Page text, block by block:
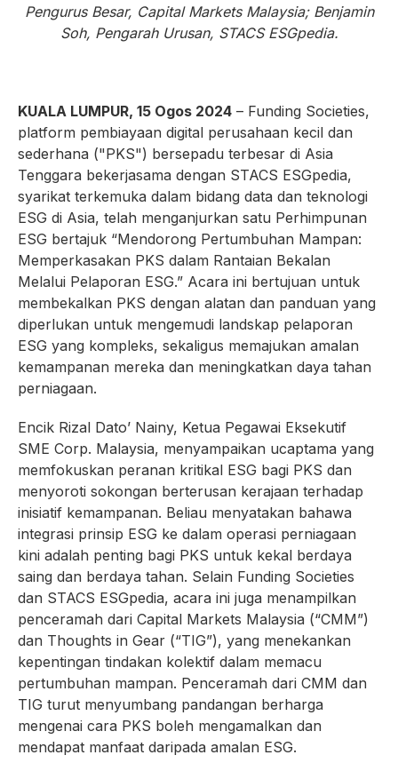
Pengurus Besar, Capital Markets Malaysia; Benjamin
Soh, Pengarah Urusan, STACS ESGpedia.
KUALA LUMPUR, 15 Ogos 2024 – Funding Societies,
platform pembiayaan digital perusahaan kecil dan
sederhana ("PKS") bersepadu terbesar di Asia
Tenggara bekerjasama dengan STACS ESGpedia,
syarikat terkemuka dalam bidang data dan teknologi
ESG di Asia, telah menganjurkan satu Perhimpunan
ESG bertajuk “Mendorong Pertumbuhan Mampan:
Memperkasakan PKS dalam Rantaian Bekalan
Melalui Pelaporan ESG.” Acara ini bertujuan untuk
membekalkan PKS dengan alatan dan panduan yang
diperlukan untuk mengemudi landskap pelaporan
ESG yang kompleks, sekaligus memajukan amalan
kemampanan mereka dan meningkatkan daya tahan
perniagaan.
Encik Rizal Dato’ Nainy, Ketua Pegawai Eksekutif
SME Corp. Malaysia, menyampaikan ucaptama yang
memfokuskan peranan kritikal ESG bagi PKS dan
menyoroti sokongan berterusan kerajaan terhadap
inisiatif kemampanan. Beliau menyatakan bahawa
integrasi prinsip ESG ke dalam operasi perniagaan
kini adalah penting bagi PKS untuk kekal berdaya
saing dan berdaya tahan. Selain Funding Societies
dan STACS ESGpedia, acara ini juga menampilkan
penceramah dari Capital Markets Malaysia (“CMM”)
dan Thoughts in Gear (“TIG”), yang menekankan
kepentingan tindakan kolektif dalam memacu
pertumbuhan mampan. Penceramah dari CMM dan
TIG turut menyumbang pandangan berharga
mengenai cara PKS boleh mengamalkan dan
mendapat manfaat daripada amalan ESG.